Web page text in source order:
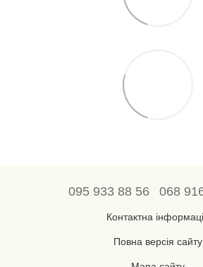
095 933 88 56 068
Контактна
Повна версія сайту